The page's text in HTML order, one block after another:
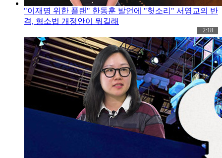
"이재명 위한 플랜" 한동훈 발언에 "헛소리" 서영교의 반
격, 형소법 개정안이 뭐길래
2:18